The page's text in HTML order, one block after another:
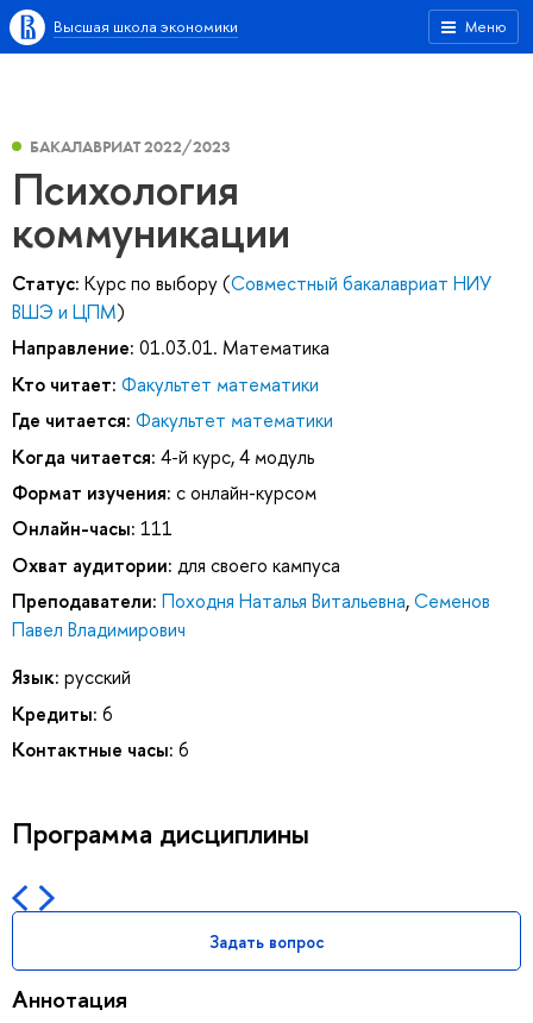
Меню
Высшая школа экономики
БАКАЛАВРИАТ 2022/2023
Психология
коммуникации
Статус: Курс по выбору (Совместный бакалавриат НИУ
ВШЭ и ЦПМ)
Направление: 01.03.01. Математика
Кто читает: Факультет математики
Где читается: Факультет математики
Когда читается: 4-й курс, 4 модуль
Формат изучения: с онлайн-курсом
Онлайн-часы: 111
Охват аудитории: для своего кампуса
Преподаватели: Походня Наталья Витальевна,Семенов
Павел Владимирович
Язык: русский
Кредиты: 6
Контактные часы: 6
Программа дисциплины
Задать вопрос
Аннотация